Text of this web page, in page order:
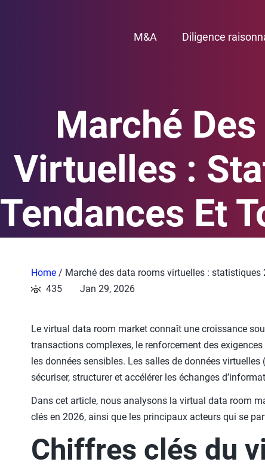
M&A Diligence
Marché
Virtuelles :
Tendances Et
Home/ Marché des data rooms virtuelles :
435
Jan 29, 2026
Le virtual data room market connaît une croissance
transactions complexes, le renforcement des
les données sensibles. Les salles de données
sécuriser, structurer et accélérer les échanges
Dans cet article, nous analysons la virtual data room
clés en 2026, ainsi que les principaux acteurs qui se
Chiffres clés du